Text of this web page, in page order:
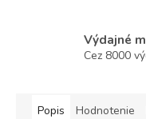
Výdajné
Cez 8000
Popis Hodnotenie